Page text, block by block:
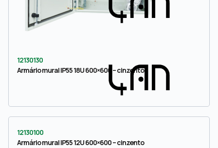
12130130
Armário mural IP55 18U 600×600 – cinzento
12130100
Armário mural IP55 12U 600×600 – cinzento